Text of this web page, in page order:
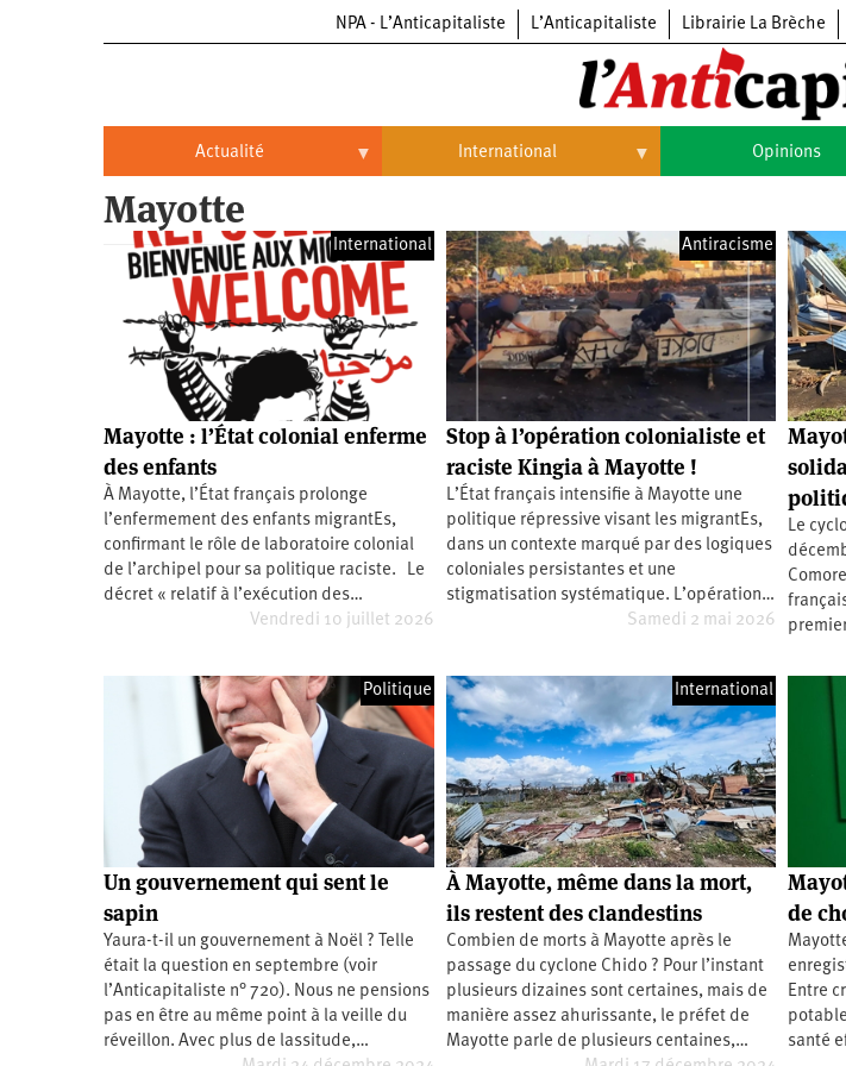
NPA - L’Anticapitaliste L’Anticapitaliste Librairie La Brèche
Actualité
Actualité
Politique
Entreprises
Entreprises
Automobile
Aéronautique
Commerce
Hôpitaux
SNCF
Oppressions
Oppressions
Antiracisme
Féminisme
LGBTI
Économie
Écologie
Éducation
Santé
Vidéos
département
International
Brésil
Chine
États-
Unis
Continents
Afrique
Amérique
du
Nord
Amérique
latine
Europe
Moyen-
Orient
Océanie
Opinions
Histoire
Mayotte
International
Mayotte : l’État colonial enferme
des enfants
À Mayotte, l’État français prolonge
l’enfermement des enfants migrantEs,
confirmant le rôle de laboratoire colonial
de l’archipel pour sa politique raciste. Le
décret « relatif à l’exécution des…
Vendredi 10 juillet 2026
Antiracisme
Stop à l’opération colonialiste et
raciste Kingia à Mayotte !
L’État français intensifie à Mayotte une
politique répressive visant les migrantEs,
dans un contexte marqué par des logiques
coloniales persistantes et une
stigmatisation systématique. L’opération…
Samedi 2 mai 2026
Le
Politique
Un gouvernement qui sent le
sapin
Yaura-t-il un gouvernement à Noël ? Telle
était la question en septembre (voir
l’Anticapitaliste n° 720). Nous ne pensions
pas en être au même point à la veille du
réveillon. Avec plus de lassitude,…
International
À Mayotte, même dans la mort,
ils restent des clandestins
Combien de morts à Mayotte après le
passage du cyclone Chido ? Pour l’instant
plusieurs dizaines sont certaines, mais de
manière assez ahurissante, le préfet de
Mayotte parle de plusieurs centaines,…
de
Entre
santé